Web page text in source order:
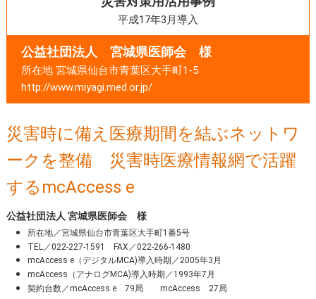
平成17年3月導入
公益社団法人 宮城県医師会 様
所在地 宮城県仙台市青葉区大手町1-5
http://www.miyagi.med.or.jp/
災害時に備え医療期間を結ぶネットワ
ークを整備 災害時医療情報網で活躍
するmcAccess e
公益社団法人 宮城県医師会 様
所在地／宮城県仙台市青葉区大手町1番5号
TEL／022-227-1591 FAX／022-266-1480
mcAccess e（デジタルMCA)導入時期／2005年3月
mcAccess（アナログMCA)導入時期／1993年7月
契約台数／mcAccess e 79局 mcAccess 27局